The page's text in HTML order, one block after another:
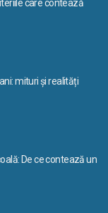
care contează
mituri și realități
De ce contează un